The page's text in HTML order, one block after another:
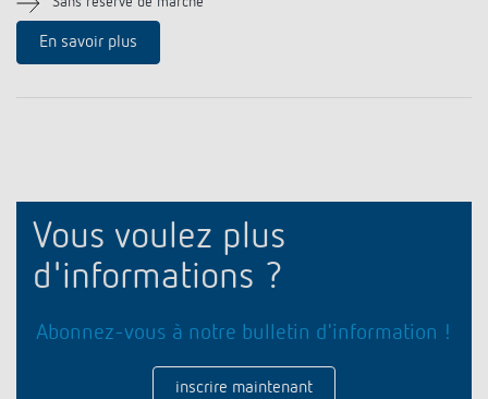
Historique
En savoir plus
Vous voulez plus
d'informations ?
Abonnez-vous à notre bulletin d'information !
inscrire maintenant